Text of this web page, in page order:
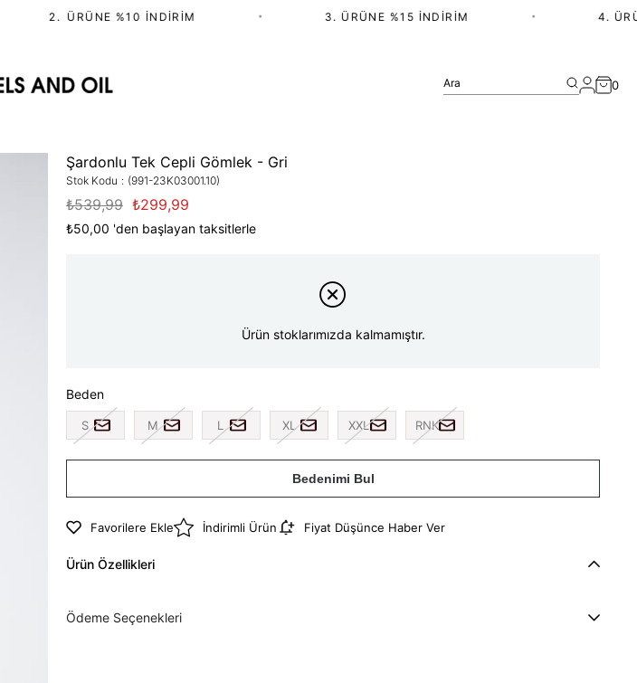
2.⁠ ⁠ÜRÜNE %10 İNDIRIM 3. ÜRÜNE %15 İNDIRIM 4.
Ara 0
Şardonlu Tek Cepli Gömlek - Gri
Stok Kodu (991-23K03001.10)
₺539,99 ₺299,99
₺50,00 'den başlayan taksitlerle
Ürün stoklarımızda kalmamıştır.
Beden
S M L XL XXL RNK
Bedenimi Bul
Favorilere Ekle İndirimli Ürün Fiyat Düşünce Haber Ver
Ürün Özellikleri
Ödeme Seçenekleri